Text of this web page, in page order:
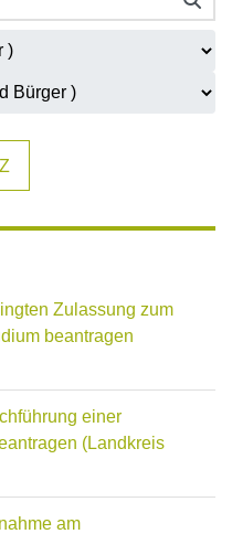
Z
Zulassung zum
beantragen
einer
(Landkreis
am